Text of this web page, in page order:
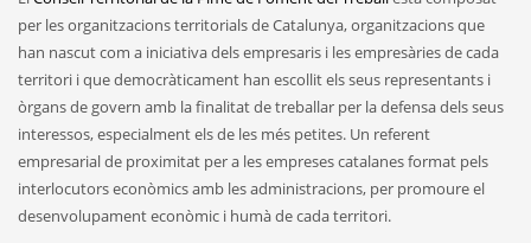
per les organitzacions territorials de Catalunya, organitzacions que
han nascut com a iniciativa dels empresaris i les empresàries de cada
territori i que democràticament han escollit els seus representants i
òrgans de govern amb la finalitat de treballar per la defensa dels seus
interessos, especialment els de les més petites. Un referent
empresarial de proximitat per a les empreses catalanes format pels
interlocutors econòmics amb les administracions, per promoure el
desenvolupament econòmic i humà de cada territori.